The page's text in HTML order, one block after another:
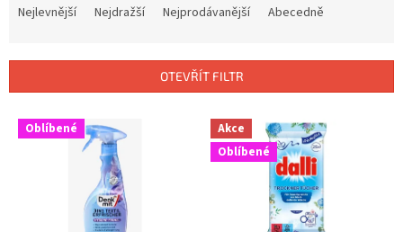
í
Nejlevnější Nejdražší Nejprodávanější Abecedně
OTEVŘÍT FILTR
V Oblíbené
Akce
Oblíbené